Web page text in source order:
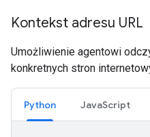
Kontekst adresu URL
Umożliwienie agentowi
konkretnych stron
Python JavaScript